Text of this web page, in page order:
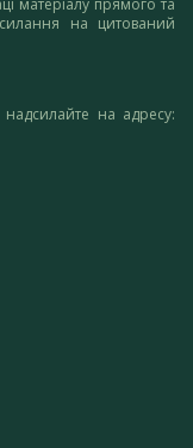
матеріалу прямого та
на цитований
на адресу: